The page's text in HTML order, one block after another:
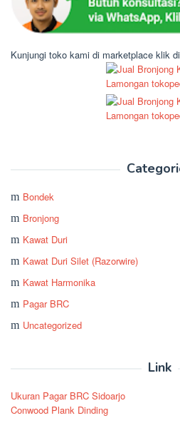
Kunjungi toko kami di marketplace klik
Bondek
Bronjong
Kawat Duri
Kawat Duri Silet (Razorwire)
Kawat Harmonika
Pagar BRC
Uncategorized
Link
Ukuran Pagar BRC Sidoarjo
Conwood Plank Dinding